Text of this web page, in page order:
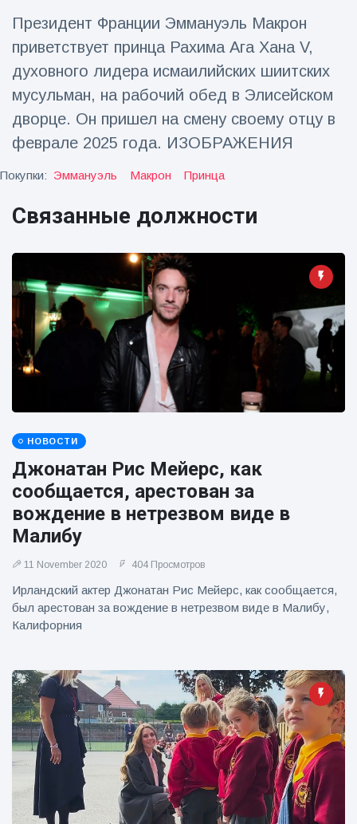
Путешествия и приключения(77)
Последние новости
'Побег'
фокусника из
вызвал смех у
Просмотров
Консерваторы
отмечают
первого
низкогорного
тапира в
зоопарке
Великобритании
за 14 лет
16 July
195
Просмотров
Мужчина из
Флориды
арестован
после запуска
фейерверков из
движущейся
машины
16 July
Просмотров
Президент Франции Эммануэль Макрон
приветствует принца Рахима Ага Хана V,
духовного лидера исмаилийских шиитских
мусульман, на рабочий обед в Элисейском
дворце. Он пришел на смену своему отцу в
феврале 2025 года. ИЗОБРАЖЕНИЯ
Покупки: Эммануэль Макрон Принца
Связанные должности
НОВОСТИ
Джонатан Рис Мейерс, как
сообщается, арестован за
вождение в нетрезвом виде в
Малибу
11 November 2020 404 Просмотров
Ирландский актер Джонатан Рис Мейерс, как сообщается,
был арестован за вождение в нетрезвом виде в Малибу,
Калифорния